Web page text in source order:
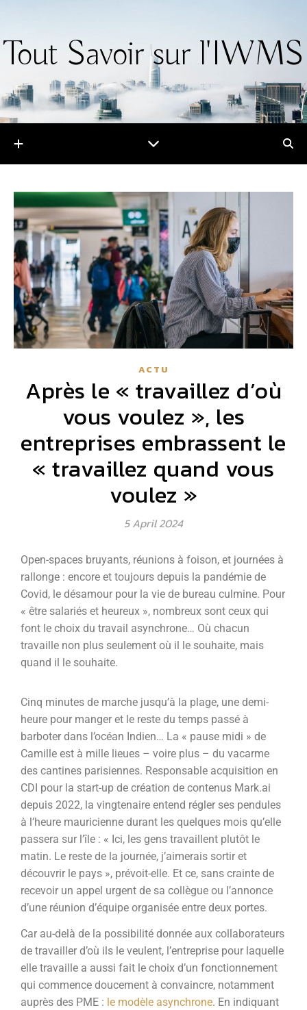
Tout Savoir sur l'IWMS
ACTU
Après le « travaillez d’où
vous voulez », les
entreprises embrassent le
« travaillez quand vous
voulez »
5 April 2024
Open-spaces bruyants, réunions à foison, et journées à
rallonge : encore et toujours depuis la pandémie de
Covid, le désamour pour la vie de bureau culmine. Pour
« être salariés et heureux », nombreux sont ceux qui
font le choix du travail asynchrone… Où chacun
travaille non plus seulement où il le souhaite, mais
quand il le souhaite.
Cinq minutes de marche jusqu’à la plage, une demi-
heure pour manger et le reste du temps passé à
barboter dans l’océan Indien… La « pause midi » de
Camille est à mille lieues – voire plus – du vacarme
des cantines parisiennes. Responsable acquisition en
CDI pour la start-up de création de contenus Mark.ai
depuis 2022, la vingtenaire entend régler ses pendules
à l’heure mauricienne durant les quelques mois qu’elle
passera sur l’île : « Ici, les gens travaillent plutôt le
matin. Le reste de la journée, j’aimerais sortir et
découvrir le pays », prévoit-elle. Et ce, sans crainte de
recevoir un appel urgent de sa collègue ou l’annonce
d’une réunion d’équipe organisée entre deux portes.
Car au-delà de la possibilité donnée aux collaborateurs
de travailler d’où ils le veulent, l’entreprise pour laquelle
elle travaille a aussi fait le choix d’un fonctionnement
qui commence doucement à convaincre, notamment
auprès des PME : le modèle asynchrone. En indiquant